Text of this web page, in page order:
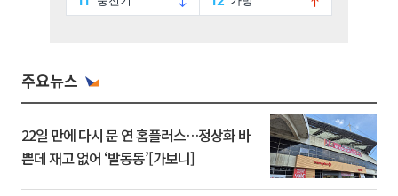
주요뉴스
22일 만에 다시 문 연 홈플러스…정상화 바
쁜데 재고 없어 ‘발동동’[가보니]